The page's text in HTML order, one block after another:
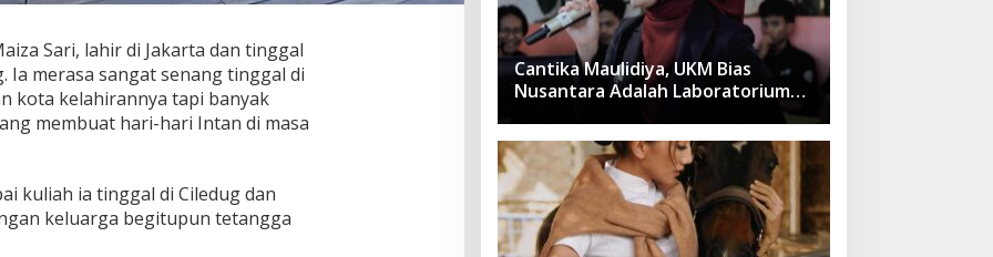
Sari, lahir di Jakarta dan tinggal
Ia merasa sangat senang tinggal di
kota kelahirannya tapi banyak
membuat hari-hari Intan di masa
kuliah ia tinggal di Ciledug dan
keluarga begitupun tetangga
Cantika Maulidiya, UKM Bias
Nusantara Adalah Laboratorium
untuk Asah Softskill Selain yang
Didapat Dari Teori,!